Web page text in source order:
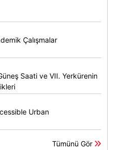
Çalışmalar
Saati ve VII. Yerkürenin
Urban
Tümünü Gör